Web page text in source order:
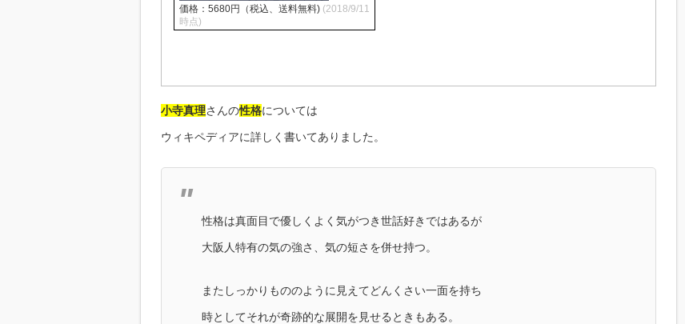
価格：5680円（税込、送料無料) (2018/9/11
時点)
小寺真理さんの性格については
ウィキペディアに詳しく書いてありました。
性格は真面目で優しくよく気がつき世話好きではあるが
大阪人特有の気の強さ、気の短さを併せ持つ。
またしっかりもののように見えてどんくさい一面を持ち
時としてそれが奇跡的な展開を見せるときもある。